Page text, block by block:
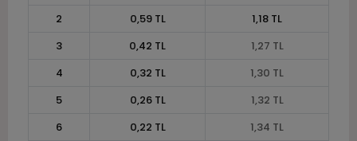
2
0,59 TL
1,18 TL
3
0,42 TL
1,27 TL
4
0,32 TL
1,30 TL
5
0,26 TL
1,32 TL
6
0,22 TL
1,34 TL